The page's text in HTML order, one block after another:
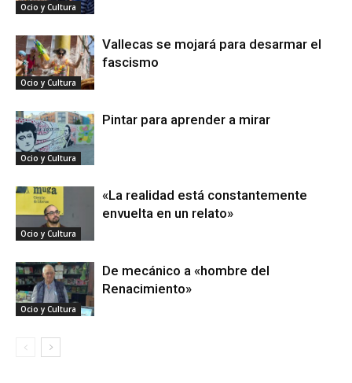
Ocio y Cultura
Ocio y Cultura
Vallecas se mojará para desarmar el
fascismo
Ocio y Cultura
Pintar para aprender a mirar
Ocio y Cultura
«La realidad está constantemente
envuelta en un relato»
Ocio y Cultura
De mecánico a «hombre del
Renacimiento»